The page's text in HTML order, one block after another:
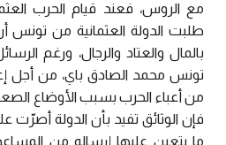
طلبت الدولة العثمانية من
بالمال والعتاد والرجال، ورغم
تونس محمد الصادق باي، من أجل
من أعباء الحرب بسبب الأوضاع
فإن الوثائق تفيد بأن الدولة
ما يتعين عليها إرساله من